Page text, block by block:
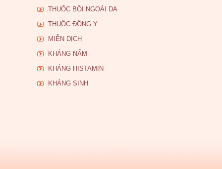
THUỐC BÔI NGOÀI DA
THUỐC ĐÔNG Y
MIỄN DỊCH
KHÁNG NẤM
KHÁNG HISTAMIN
KHÁNG SINH